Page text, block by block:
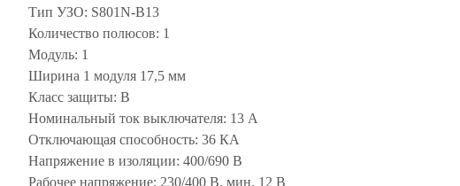
Тип УЗО: S801N-B13
Количество полюсов: 1
Модуль: 1
Ширина 1 модуля 17,5 мм
Класс защиты: В
Номинальный ток выключателя: 13 А
Отключающая способность: 36 КА
Напряжение в изоляции: 400/690 В
Рабочее напряжение: 230/400 В, мин. 12 В